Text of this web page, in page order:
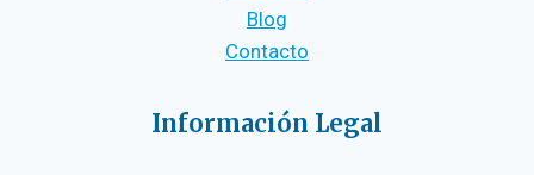
Blog
Contacto
Información Legal